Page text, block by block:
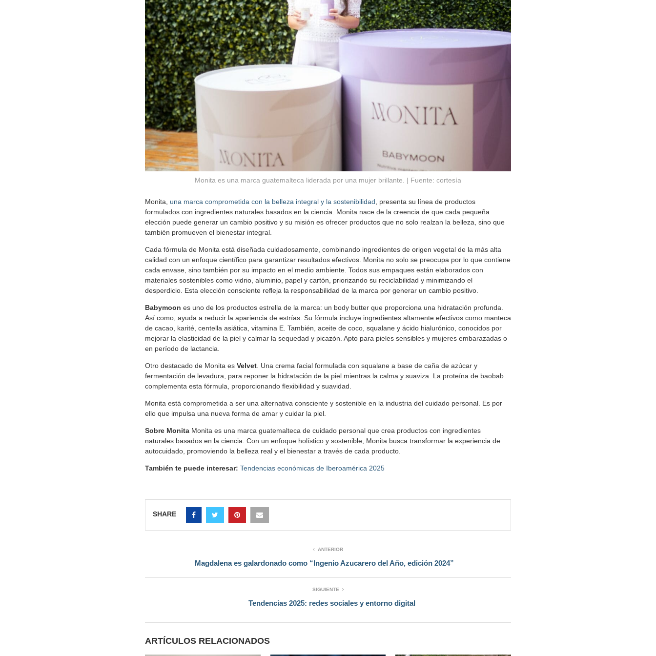
Monita es una marca guatemalteca liderada por una mujer brillante. | Fuente: cortesía
Monita, una marca comprometida con la belleza integral y la sostenibilidad , presenta su línea de productos
formulados con ingredientes naturales basados en la ciencia. Monita nace de la creencia de que cada pequeña
elección puede generar un cambio positivo y su misión es ofrecer productos que no solo realzan la belleza, sino que
también promueven el bienestar integral.
Cada fórmula de Monita está diseñada cuidadosamente, combinando ingredientes de origen vegetal de la más alta
calidad con un enfoque científico para garantizar resultados efectivos. Monita no solo se preocupa por lo que contiene
cada envase, sino también por su impacto en el medio ambiente. Todos sus empaques están elaborados con
materiales sostenibles como vidrio, aluminio, papel y cartón, priorizando su reciclabilidad y minimizando el
desperdicio. Esta elección consciente refleja la responsabilidad de la marca por generar un cambio positivo.
Babymoon es uno de los productos estrella de la marca: un body butter que proporciona una hidratación profunda.
Así como, ayuda a reducir la apariencia de estrías. Su fórmula incluye ingredientes altamente efectivos como manteca
de cacao, karité, centella asiática, vitamina E. También, aceite de coco, squalane y ácido hialurónico, conocidos por
mejorar la elasticidad de la piel y calmar la sequedad y picazón. Apto para pieles sensibles y mujeres embarazadas o
en período de lactancia.
Otro destacado de Monita es Velvet . Una crema facial formulada con squalane a base de caña de azúcar y
fermentación de levadura, para reponer la hidratación de la piel mientras la calma y suaviza. La proteína de baobab
complementa esta fórmula, proporcionando flexibilidad y suavidad.
Monita está comprometida a ser una alternativa consciente y sostenible en la industria del cuidado personal. Es por
ello que impulsa una nueva forma de amar y cuidar la piel.
Sobre Monita Monita es una marca guatemalteca de cuidado personal que crea productos con ingredientes
naturales basados en la ciencia. Con un enfoque holístico y sostenible, Monita busca transformar la experiencia de
autocuidado, promoviendo la belleza real y el bienestar a través de cada producto.
También te puede interesar: Tendencias económicas de Iberoamérica 2025
SHARE
ANTERIOR
Magdalena es galardonado como “Ingenio Azucarero del Año, edición 2024”
SIGUIENTE
Tendencias 2025: redes sociales y entorno digital
ARTÍCULOS RELACIONADOS